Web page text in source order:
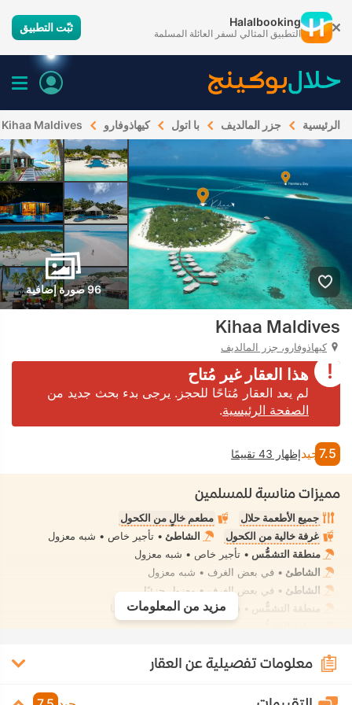
Halalbooking
التطبيق المثالي لسفر العائلة المسلمة ثبّت التطبيق
الرئيسية جزر المالديف با اتول كيهاذوفارو Kihaa Maldives
96 صورة إضافية
Kihaa Maldives
كيهاذوفارو، جزر المالديف
هذا العقار غير مُتاح
لم يعد العقار مُتاحًا للحجز. يرجى بدء بحث جديد من
الصفحة الرئيسية.
7.5 جيدإظهار 43 تقييمًا
مميزات مناسبة للمسلمين
جميع الأطعمة حلال
مطعم خالٍ من الكحول
غرفة خالية من الكحول
الشاطئ • تأجير خاص • شبه معزول
منطقة التشمُّس • تأجير خاص • شبه معزول
الشاطئ • في بعض الغرف • شبه معزول
الشاطئ • في بعض الغرف • معزول جزئيًا
منطقة التشمُّس
• في بعض الغرف • معزول تمامًا
• في بعض الغرف • شبه معزول
الشاطئ• مُختلط • ملابس السباحة المحتشمة
مسبح خارجي• في بعض الغرف • معزول تمامًا
مزيد من المعلومات
معلومات تفصيلية عن العقار